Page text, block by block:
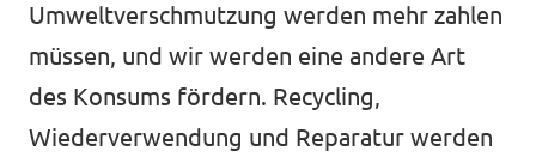
Umweltverschmutzung werden mehr zahlen
müssen, und wir werden eine andere Art
des Konsums fördern. Recycling,
Wiederverwendung und Reparatur werden